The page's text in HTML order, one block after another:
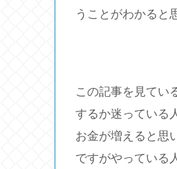
うことがわかると
この記事を見てい
するか迷っている
お金が増えると思
ですがやっている